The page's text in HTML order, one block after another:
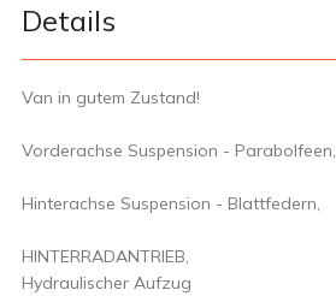
Details
Van in gutem Zustand!
Vorderachse Suspension - Parabolfeen,
Hinterachse Suspension - Blattfedern,
HINTERRADANTRIEB,
Hydraulischer Aufzug